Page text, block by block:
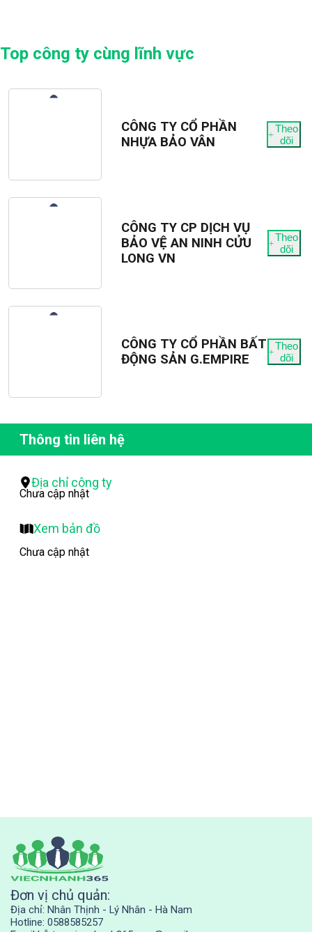
Top công ty cùng lĩnh vực
CÔNG TY CỔ PHẦN
NHỰA BẢO VÂN
Theo
dõi
CÔNG TY CP DỊCH VỤ
BẢO VỆ AN NINH CỬU
LONG VN
Theo
dõi
CÔNG TY CỔ PHẦN BẤT
ĐỘNG SẢN G.EMPIRE
Theo
dõi
Thông tin liên hệ
Địa chỉ công ty
Chưa cập nhật
Xem bản đồ
Chưa cập nhật
Đơn vị chủ quản:
Địa chỉ: Nhân Thịnh - Lý Nhân - Hà Nam
Hotline: 0588585257